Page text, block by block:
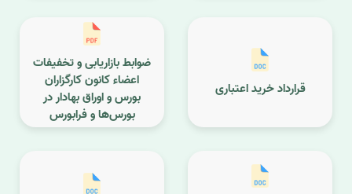
قرارداد خرید اعتباری
ضوابط بازاریابی و تخفیفات
اعضاء کانون کارگزاران
بورس و اوراق بهادار در
بورس‌ها و فرابورس